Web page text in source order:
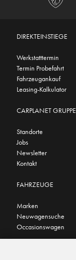
DIREKTEINSTIEGE
Werkstatttermin
Termin Probefahrt
Fahrzeugankauf
Leasing-Kalkulator
CARPLANET GRUPPE
Standorte
Jobs
Newsletter
Kontakt
FAHRZEUGE
Marken
Neuwagensuche
Occasionswagen